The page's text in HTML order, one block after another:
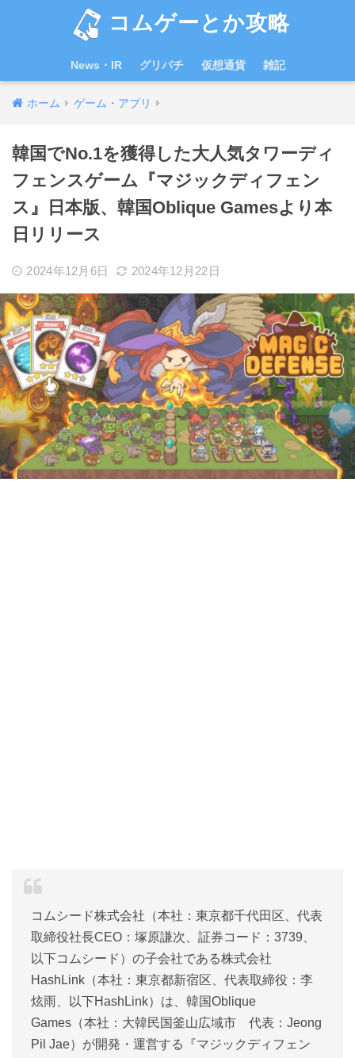
コムゲーとか攻略
News・IR グリパチ 仮想通貨 雑記
ホーム ゲーム・アプリ
韓国でNo.1を獲得した大人気タワーディ
フェンスゲーム『マジックディフェン
ス』日本版、韓国Oblique Gamesより本
日リリース
2024年12月6日 2024年12月22日
コムシード株式会社（本社：東京都千代田区、代表
取締役社長CEO：塚原謙次、証券コード：3739、
以下コムシード）の子会社である株式会社
HashLink（本社：東京都新宿区、代表取締役：李
炫雨、以下HashLink）は、韓国Oblique
Games（本社：大韓民国釜山広域市 代表：Jeong
Pil Jae）が開発・運営する『マジックディフェン